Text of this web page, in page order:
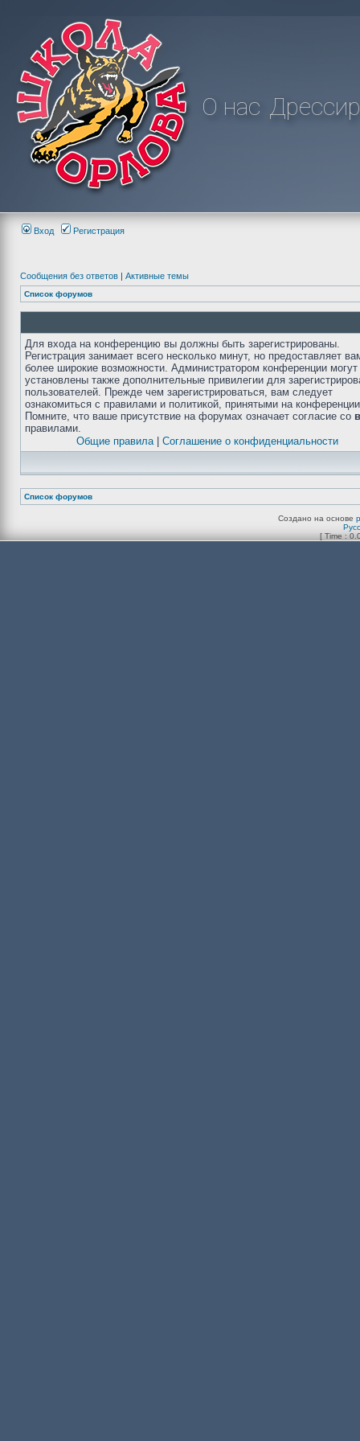
О нас
Вход Регистрация
Сообщения без ответов | Активные темы
Список форумов
Для входа на конференцию вы должны быть зарегистрированы.
Регистрация занимает всего несколько минут, но предоставляет
более широкие возможности. Администратором конференции
установлены также дополнительные привилегии для
пользователей. Прежде чем зарегистрироваться, вам следует
ознакомиться с правилами и политикой, принятыми на
Помните, что ваше присутствие на форумах означает согласие со
правилами.
Общие правила| Соглашение о конфиденциальности
Список форумов
Создано на основе
[ Time :